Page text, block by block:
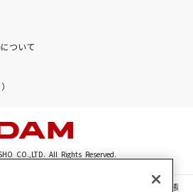
ついて
CO.,LTD. All Rights Reserved.
文章・画像・写真・動画・音声等を、手段や形態